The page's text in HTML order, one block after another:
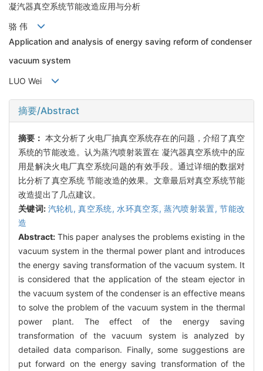
凝汽器真空系统节能改造应用与分析
骆 伟
Application and analysis of energy saving reform of condenser
vacuum system
LUO Wei
摘要/Abstract
摘要： 本文分析了火电厂抽真空系统存在的问题，介绍了真空
系统的节能改造。认为蒸汽喷射装置在 凝汽器真空系统中的应
用是解决火电厂真空系统问题的有效手段。通过详细的数据对
比分析了真空系统 节能改造的效果。文章最后对真空系统节能
改造提出了几点建议。
关键词: 汽轮机,真空系统,水环真空泵,蒸汽喷射装置,节能改
造
Abstract: This paper analyses the problems existing in the
vacuum system in the thermal power plant and introduces
the energy saving transformation of the vacuum system. It
is considered that the application of the steam ejector in
the vacuum system of the condenser is an effective means
to solve the problem of the vacuum system in the thermal
power plant. The effect of the energy saving
transformation of the vacuum system is analyzed by
detailed data comparison. Finally, some suggestions are
put forward on the energy saving transformation of the